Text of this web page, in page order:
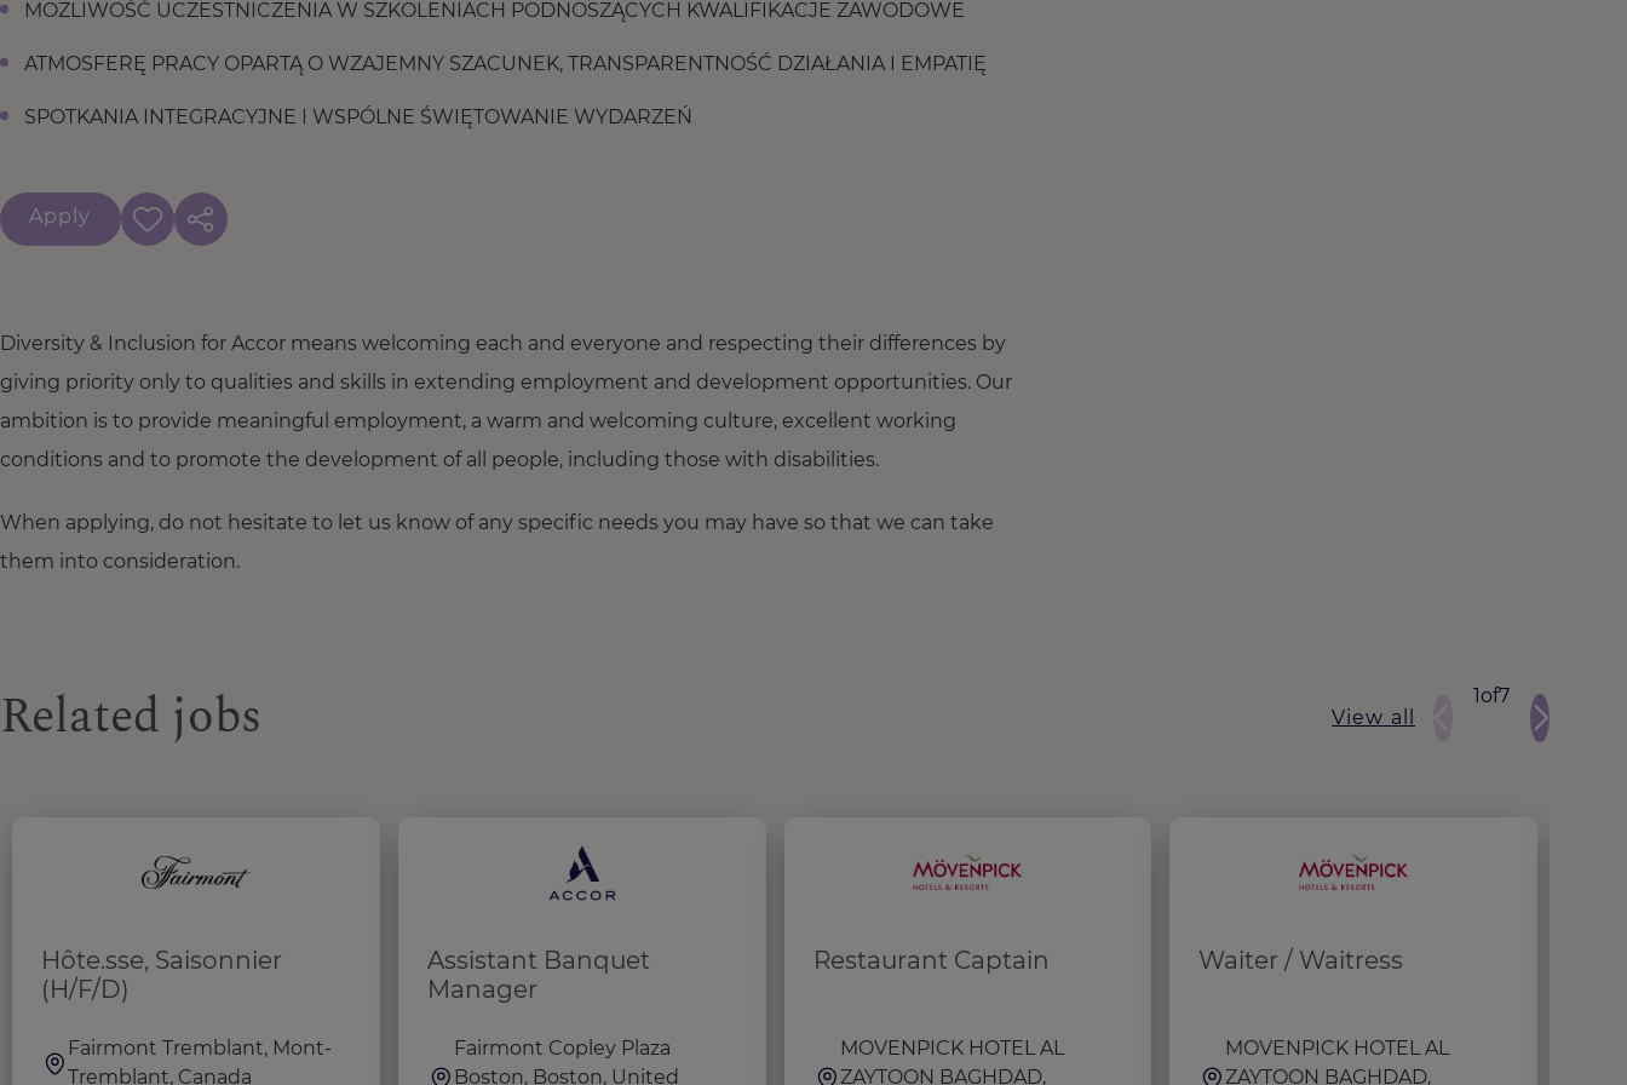
MOŻLIWOŚĆ UCZESTNICZENIA W SZKOLENIACH PODNOSZĄCYCH KWALIFIKACJE ZAWODOWE
ATMOSFERĘ PRACY OPARTĄ O WZAJEMNY SZACUNEK, TRANSPARENTNOŚĆ DZIAŁANIA I EMPATIĘ
SPOTKANIA INTEGRACYJNE I WSPÓLNE ŚWIĘTOWANIE WYDARZEŃ
Apply
Diversity & Inclusion for Accor means welcoming each and everyone and respecting their differences by
giving priority only to qualities and skills in extending employment and development opportunities. Our
ambition is to provide meaningful employment, a warm and welcoming culture, excellent working
conditions and to promote the development of all people, including those with disabilities.
When applying, do not hesitate to let us know of any specific needs you may have so that we can take
them into consideration.
Related jobs View all
1of7
Hôte.sse, Saisonnier
(H/F/D)
Fairmont Tremblant, Mont-
Tremblant, Canada
Assistant Banquet
Manager
Fairmont Copley Plaza
Boston, Boston, United
Restaurant Captain
MOVENPICK HOTEL AL
ZAYTOON BAGHDAD,
Waiter / Waitress
MOVENPICK HOTEL AL
ZAYTOON BAGHDAD,